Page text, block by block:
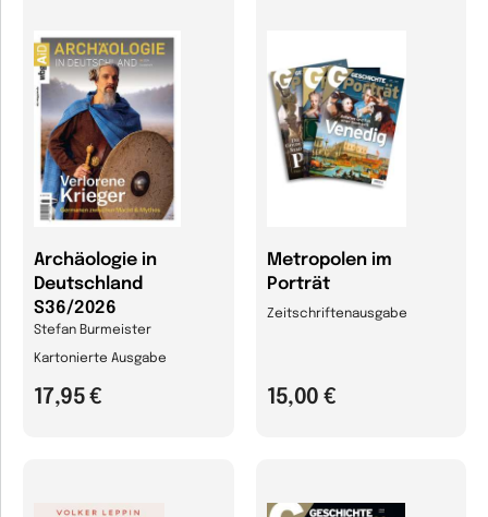
Archäologie in
Deutschland
S36/2026
Stefan Burmeister
Kartonierte Ausgabe
17,95 €
Metropolen im
Porträt
Zeitschriftenausgabe
15,00 €